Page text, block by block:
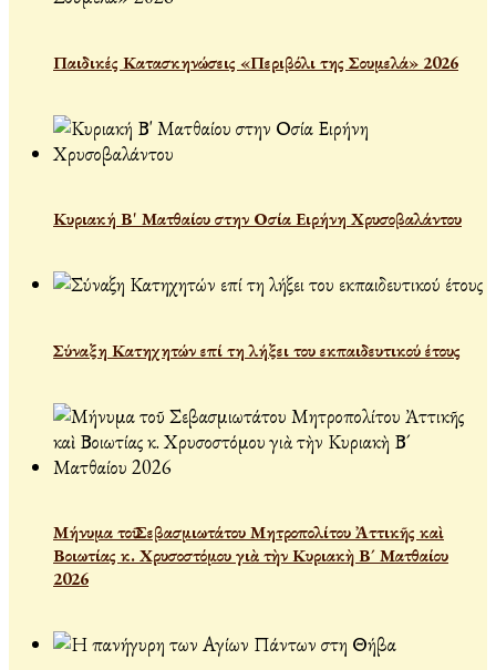
Παιδικές Κατασκηνώσεις «Περιβόλι της Σουμελά» 2026
Κυριακή Β' Ματθαίου στην Οσία Ειρήνη Χρυσοβαλάντου
Σύναξη Κατηχητών επί τη λήξει του εκπαιδευτικού έτους
Μήνυμα τοῦ Σεβασμιωτάτου Μητροπολίτου Ἀττικῆς καὶ
Βοιωτίας κ. Χρυσοστόμου γιὰ τὴν Κυριακὴ Β´ Ματθαίου
2026